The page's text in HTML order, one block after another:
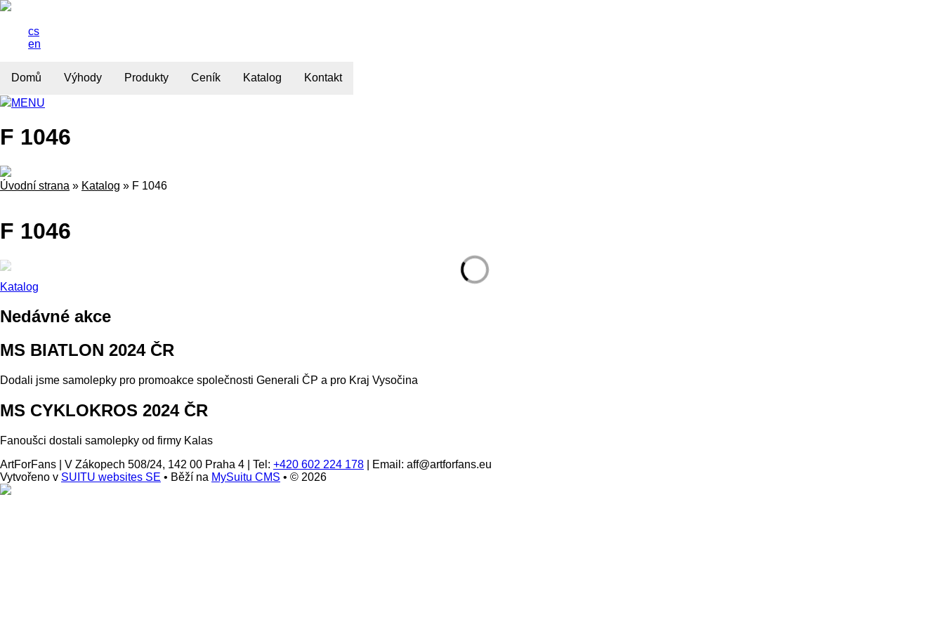
cs
en
Domů Výhody Produkty Ceník Katalog Kontakt
MENU
F 1046
Úvodní strana » Katalog » F 1046
F 1046
Katalog
Nedávné akce
MS BIATLON 2024 ČR
Dodali jsme samolepky pro promoakce společnosti Generali ČP a pro Kraj Vysočina
MS CYKLOKROS 2024 ČR
Fanoušci dostali samolepky od firmy Kalas
ArtForFans
V Zákopech 508/24, 142 00 Praha 4 Tel: +420 602 224 178
Email: aff@artforfans.eu
Vytvořeno v SUITU websites SE • Běží na MySuitu CMS • © 2026